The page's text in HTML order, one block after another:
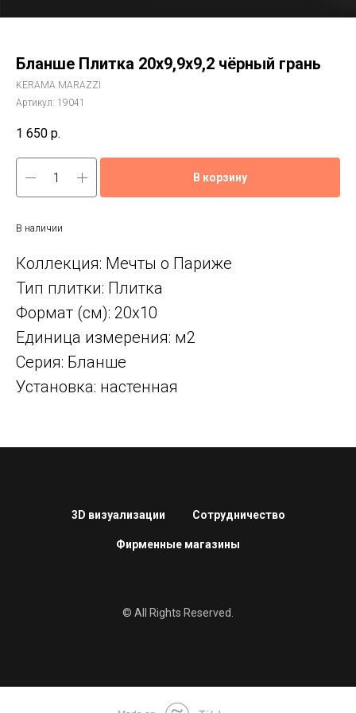
Бланше Плитка 20х9,9х9,2 чёрный грань
KERAMA MARAZZI
Артикул: 19041
1 650 р.
В корзину
В наличии
Коллекция: Мечты о Париже
Тип плитки: Плитка
Формат (см): 20x10
Единица измерения: м2
Серия: Бланше
Установка: настенная
3D визуализации Сотрудничество
Фирменные магазины
© All Rights Reserved.